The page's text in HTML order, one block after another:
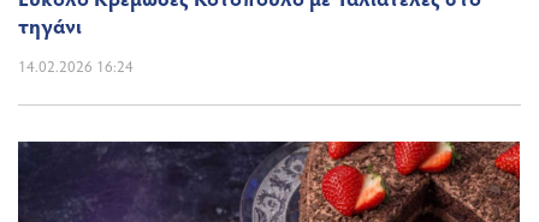
τηγάνι
14.02.2026 16:24